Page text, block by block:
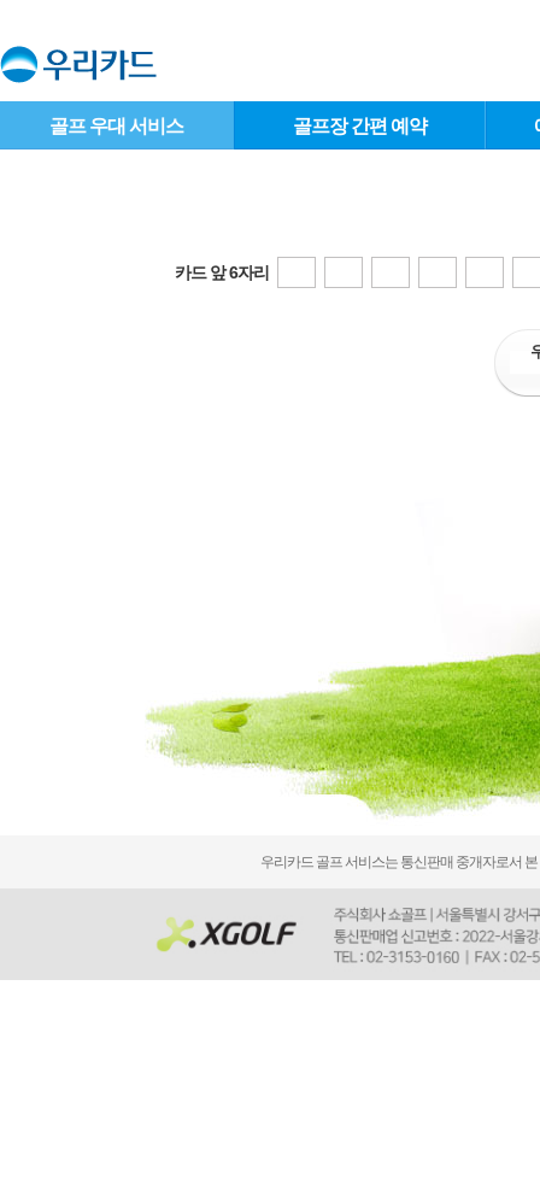
골프 우대 서비스 골프장 간편 예약
카드 앞 6자리
우리카드 골프 서비스는 통신판매 중개자로서